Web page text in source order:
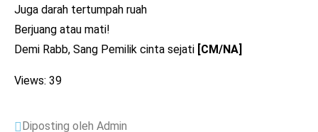
Juga darah tertumpah ruah
Berjuang atau mati!
Demi Rabb, Sang Pemilik cinta sejati [CM/NA]
Views: 39
Diposting oleh Admin